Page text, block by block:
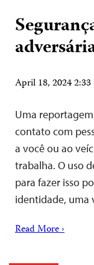
April 18, 2024
Uma
contato com
a você ou ao
trabalha. O uso
para fazer isso
identidade, uma
Read More ›